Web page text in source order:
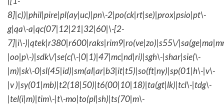
8]|c))|phil|pire|pl(ay|uc)|pn\-2|po(ck|rt|se)|prox|psio|pt\-
g|qa\-a|qc(07|12|21|32|60|\-[2-
7]|i\-)|qtek|r380|r600|raks|rim9|ro(ve|zo)|s55\/
|oo|p\-)|sdk\/|se(c(\-|0|1)|47|mc|nd|ri)|sgh\-|shar|sie(\-
|m)|sk\-0|sl(45|id)|sm(al|ar|b3|it|t5)|so(ft|ny)|sp(01|h\-|v\-
|v )|sy(01|mb)|t2(18|50)|t6(00|10|18)|ta(gt|lk)|tcl\-|tdg\-
|tel(i|m)|tim\-|t\-mo|to(pl|sh)|ts(70|m\-